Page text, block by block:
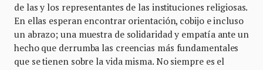
de las y los representantes de las instituciones religiosas.
En ellas esperan encontrar orientación, cobijo e incluso
un abrazo; una muestra de solidaridad y empatía ante un
hecho que derrumba las creencias más fundamentales
que se tienen sobre la vida misma. No siempre es el